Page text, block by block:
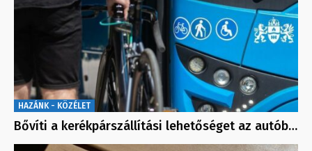
HAZÁNK - KÖZÉLET
Bővíti a kerékpárszállítási lehetőséget az autób…